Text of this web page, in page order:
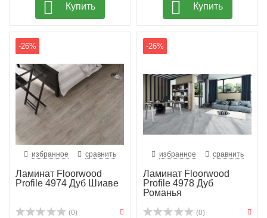
Купить Купить
-26%
избранное сравнить
Ламинат Floorwood
Profile 4974 Дуб Шиаве
(0)
-26%
избранное сравнить
Ламинат Floorwood
Profile 4978 Дуб
Романья
(0)